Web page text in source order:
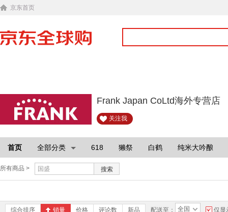
京东首页
Frank Japan CoLtd海外专营店
关注我
首页 全部分类 618 獭祭 白鹤 纯米大吟酿
所有商品 > 搜索
综合排序 销量 价格 评论数 新品 配送至： 全国 仅显